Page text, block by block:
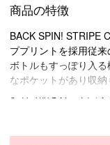
商品の特徴
BACK SPIN! STRIPE
ププリントを採用従
ボトルもすっぽり入
なポケットがあり収
いも可能なカートバ